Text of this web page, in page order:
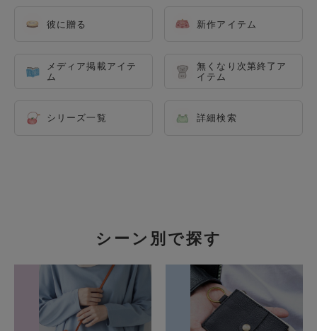
彼に贈る 新作アイテム
メディア掲載アイテ
ム
無くなり次第終了ア
イテム
シリーズ一覧 詳細検索
シーン別で探す